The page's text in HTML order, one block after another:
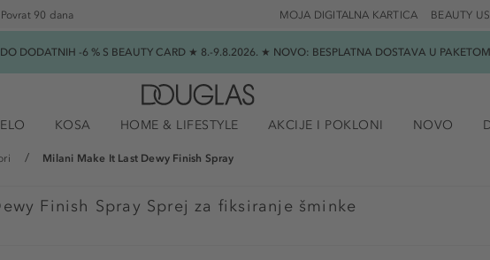
Povrat 90 dana BEAUTY
MOJA DIGITALNA KARTICA
DODATNIH -6 % S BEAUTY CARD ★ 8.-9.8.2026. ★ NOVO: BESPLATNA DOSTAVA U
KOSA HOME & LIFESTYLE AKCIJE I POKLONI NOVO
Milani Make It Last Dewy Finish Spray
Finish Spray Sprej za fiksiranje šminke